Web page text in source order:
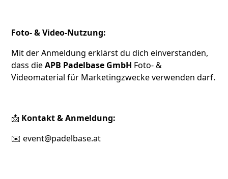
Foto- & Video-Nutzung:
Mit der Anmeldung erklärst du dich einverstanden,
dass dieAPB Padelbase GmbH Foto- &
Videomaterial für Marketingzwecke verwenden darf.
📩 Kontakt & Anmeldung:
✉️event@padelbase.at